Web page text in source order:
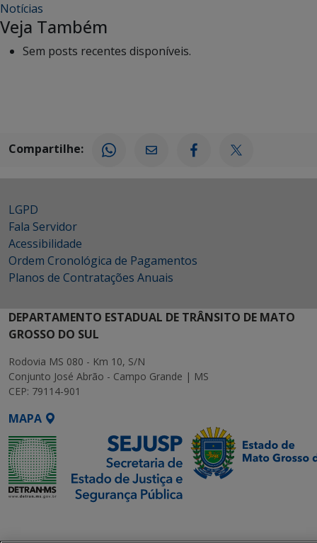
Notícias
Veja Também
Sem posts recentes disponíveis.
Compartilhe:
LGPD
Fala Servidor
Acessibilidade
Ordem Cronológica de Pagamentos
Planos de Contratações Anuais
DEPARTAMENTO ESTADUAL DE TRÂNSITO DE MATO
GROSSO DO SUL
Rodovia MS 080 - Km 10, S/N
Conjunto José Abrão - Campo Grande | MS
CEP: 79114-901
MAPA